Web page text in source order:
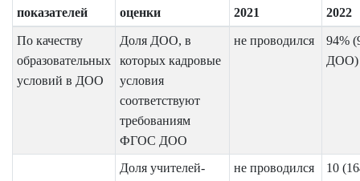
показателей
оценки
2021 2022
По качеству
образовательных
условий в ДОО
Доля ДОО, в
которых кадровые
условия
соответствуют
требованиям
ФГОС ДОО
не проводился
94%
ДОО)
Доля учителей-
не проводился 10